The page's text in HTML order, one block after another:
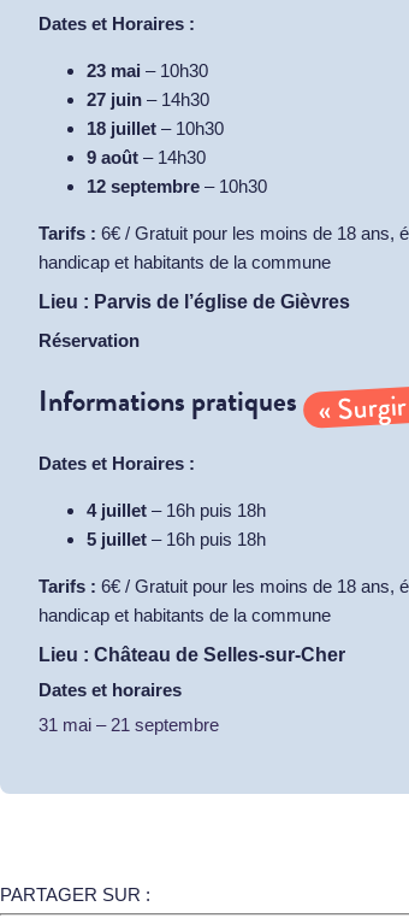
Dates et Horaires :
23 mai – 10h30
27 juin – 14h30
18 juillet – 10h30
9 août – 14h30
12 septembre – 10h30
Tarifs : 6€ / Gratuit pour les moins de 18 ans,
handicap et habitants de la commune
Lieu : Parvis de l’église de Gièvres
Réservation
Informations pratiques «
Dates et Horaires :
4 juillet – 16h puis 18h
5 juillet – 16h puis 18h
Tarifs : 6€ / Gratuit pour les moins de 18 ans,
handicap et habitants de la commune
Lieu : Château de Selles‑sur‑Cher
Dates et horaires
31 mai – 21 septembre
PARTAGER SUR :